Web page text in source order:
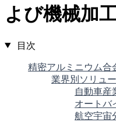
よび機械加
目次
精密アルミニウム合
業界別ソリュ
自動車産
オートバ
航空宇宙